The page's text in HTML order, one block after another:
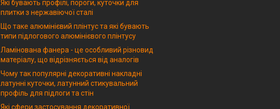
Які бувають профілі, пороги, куточки для
плитки з нержавіючої сталі
Що таке алюмінієвий плінтус та які бувають
типи підлогового алюмінієвого плінтусу
Ламінована фанера - це особливий різновид
матеріалу, що відрізняється від аналогів
Чому так популярні декоративні накладні
латунні куточки, латунний стикувальний
профіль для підлоги та стін
Які сфери застосування декоративної